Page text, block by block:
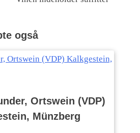
også
Ortswein (VDP)
Münzberg